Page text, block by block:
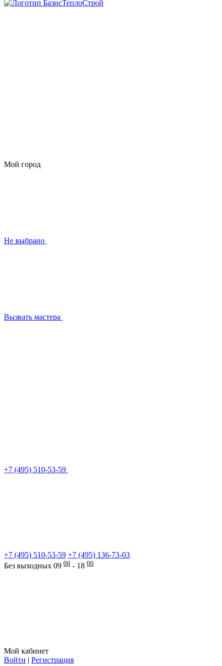
Мой город
Не выбрано
Вызвать мастера
+7 (495) 510-53-59
+7 (495) 510-53-59 +7 (495) 136-73-03
Без выходных 09 00 - 18 00
Мой кабинет
Войти | Регистрация